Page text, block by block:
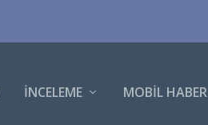
İNCELEME MOBIL HABER